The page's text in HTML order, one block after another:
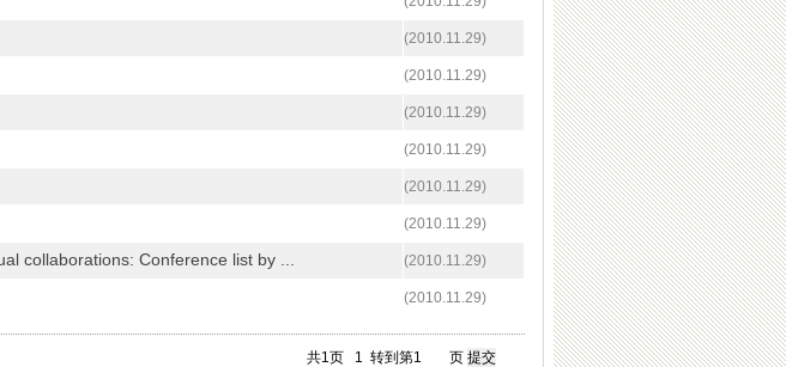
(2010.11.29)
(2010.11.29)
(2010.11.29)
(2010.11.29)
(2010.11.29)
(2010.11.29)
collaborations: Conference list by ... (2010.11.29)
(2010.11.29)
共1页 1 转到第 页